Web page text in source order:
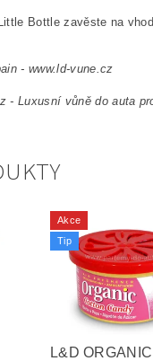
Bottle zavěste na
- www.ld-vune.cz
- Luxusní vůně do auta
Akce
Tip
L&D ORGANIC